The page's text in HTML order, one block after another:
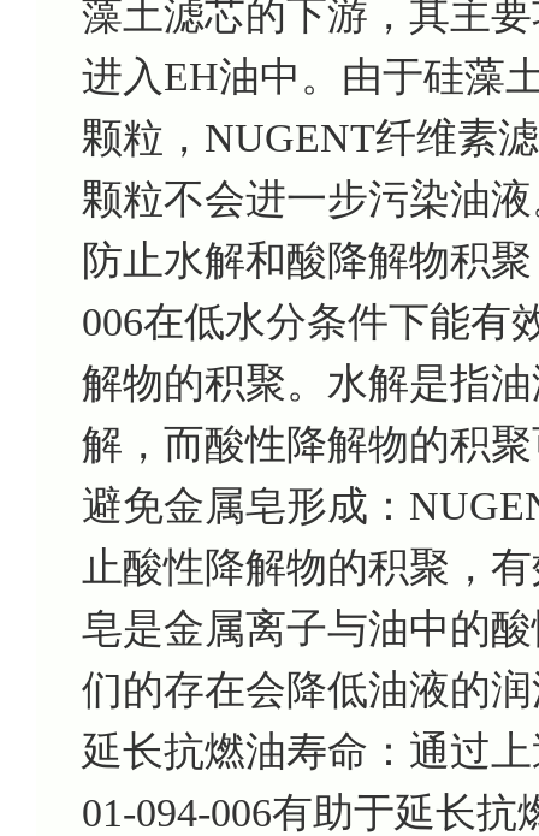
藻土滤芯的下游，其主
进入EH油中。由于硅藻
颗粒，NUGENT纤维素
颗粒不会进一步污染油
防止水解和酸降解物积
006在低水分条件下能有
解物的积聚。水解是指
解，而酸性降解物的积
避免金属皂形成：
止酸性降解物的积聚，
皂是金属离子与油中的
们的存在会降低油液的
延长抗燃油寿命：通过
01-094-006有助于延长